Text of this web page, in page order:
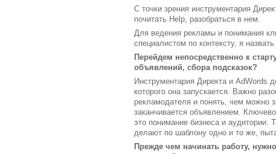
С точки зрения инструментария
почитать Help, разобраться в нем.
Для ведения рекламы и понимания
специалистом по контексту, я
Перейдем непосредственно к
объявлений, сбора подсказок?
Инструментария Директа и AdWords
которого она запускается. Важно
рекламодателя и понять, чем можно
заканчивается объявлением.
это понимание бизнеса и аудитории.
делают по шаблону одно и то же,
Прежде чем начинать работу,